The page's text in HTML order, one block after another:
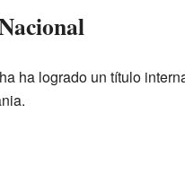
ha logrado un título